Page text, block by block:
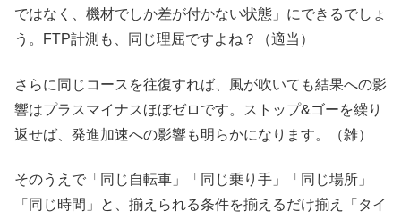
ではなく、機材でしか差が付かない状態」にできるでしょ
う。FTP計測も、同じ理屈ですよね？（適当）
さらに同じコースを往復すれば、風が吹いても結果への影
響はプラスマイナスほぼゼロです。ストップ&ゴーを繰り
返せば、発進加速への影響も明らかになります。（雑）
そのうえで「同じ自転車」「同じ乗り手」「同じ場所」
「同じ時間」と、揃えられる条件を揃えるだけ揃え「タイ